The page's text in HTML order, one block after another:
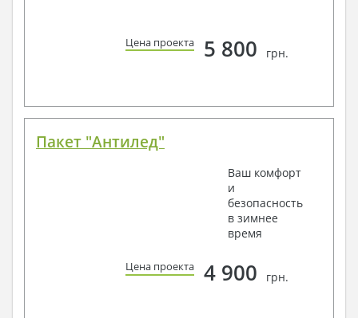
Цена проекта 5 800 грн.
Пакет "Антилед"
Ваш комфорт
и
безопасность
в зимнее
время
Цена проекта 4 900 грн.